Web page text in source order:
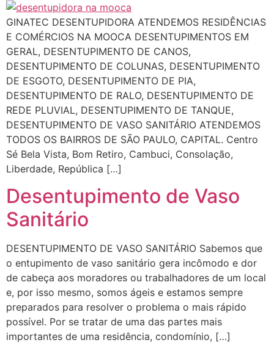
GINATEC DESENTUPIDORA ATENDEMOS RESIDÊNCIAS
E COMÉRCIOS NA MOOCA DESENTUPIMENTOS EM
GERAL, DESENTUPIMENTO DE CANOS,
DESENTUPIMENTO DE COLUNAS, DESENTUPIMENTO
DE ESGOTO, DESENTUPIMENTO DE PIA,
DESENTUPIMENTO DE RALO, DESENTUPIMENTO DE
REDE PLUVIAL, DESENTUPIMENTO DE TANQUE,
DESENTUPIMENTO DE VASO SANITÁRIO ATENDEMOS
TODOS OS BAIRROS DE SÃO PAULO, CAPITAL. Centro
Sé Bela Vista, Bom Retiro, Cambuci, Consolação,
Liberdade, República […]
Desentupimento de Vaso
Sanitário
DESENTUPIMENTO DE VASO SANITÁRIO Sabemos que
o entupimento de vaso sanitário gera incômodo e dor
de cabeça aos moradores ou trabalhadores de um local
e, por isso mesmo, somos ágeis e estamos sempre
preparados para resolver o problema o mais rápido
possível. Por se tratar de uma das partes mais
importantes de uma residência, condomínio, […]